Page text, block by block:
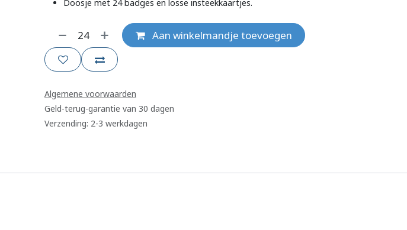
Doosje met 24 badges en losse insteekkaartjes.
Aan winkelmandje toevoegen
Algemene voorwaarden
Geld-terug-garantie van 30 dagen
Verzending: 2-3 werkdagen